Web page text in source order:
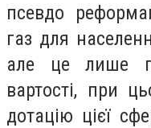
псевдо
газ для
але це лише
вартості, при
дотацію цієї